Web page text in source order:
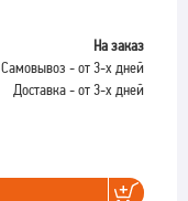
На заказ
Самовывоз - от 3-х дней
Доставка - от 3-х дней